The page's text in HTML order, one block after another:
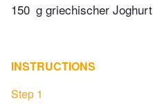
150 g griechischer Joghurt
INSTRUCTIONS
Step 1